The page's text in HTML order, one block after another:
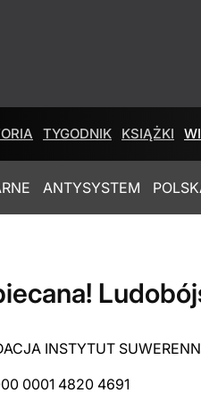
TYGODNIK KSIĄŻKI
ANTYSYSTEM
INSTYTUT
0001 4820 4691